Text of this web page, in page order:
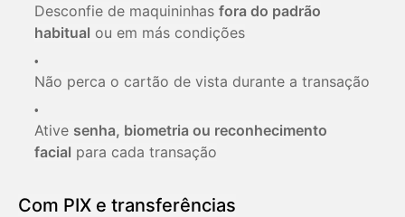
Desconfie de maquininhas fora do padrão
habitual ou em más condições
Não perca o cartão de vista durante a transação
Ative senha, biometria ou reconhecimento
facial para cada transação
Com PIX e transferências